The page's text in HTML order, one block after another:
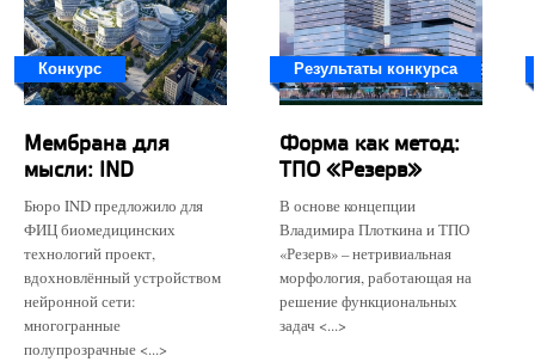
Конкурс
Мембрана для
мысли: IND
Бюро IND предложило для
ФИЦ биомедицинских
технологий проект,
вдохновлённый устройством
нейронной сети:
многогранные
полупрозрачные <...>
Результаты конкурса
Форма как метод:
ТПО «Резерв»
В основе концепции
Владимира Плоткина и ТПО
«Резерв» – нетривиальная
морфология, работающая на
решение функциональных
задач <...>